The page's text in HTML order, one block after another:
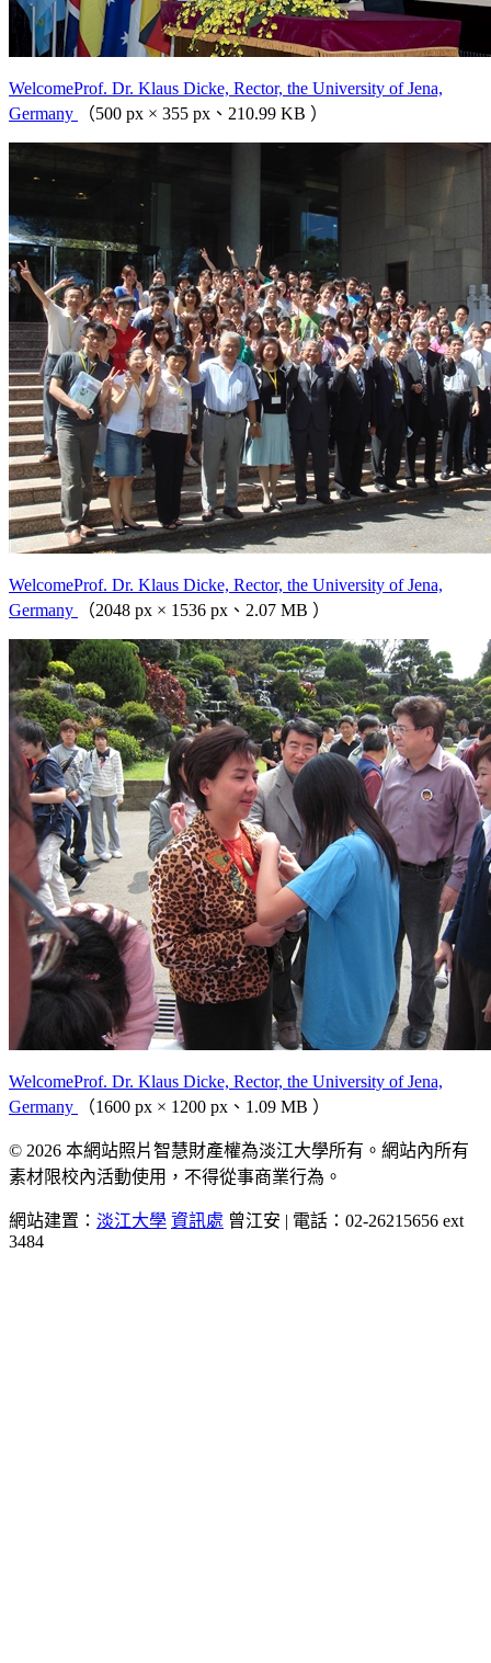
WelcomeProf. Dr. Klaus Dicke, Rector, the University of Jena,
Germany
（500 px × 355 px、210.99 KB ）
WelcomeProf. Dr. Klaus Dicke, Rector, the University of Jena,
Germany
（2048 px × 1536 px、2.07 MB ）
WelcomeProf. Dr. Klaus Dicke, Rector, the University of Jena,
Germany
（1600 px × 1200 px、1.09 MB ）
© 2026 本網站照片智慧財產權為淡江大學所有。網站內所有
素材限校內活動使用，不得從事商業行為。
網站建置： 淡江大學 資訊處 曾江安 | 電話：02-26215656 ext
3484